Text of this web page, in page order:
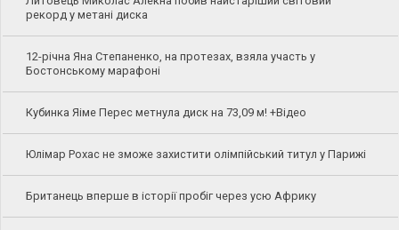
рекорд у метані диска
12-річна Яна Степаненко, на протезах, взяла участь у
Бостонському марафоні
Кубинка Яіме Перес метнула диск на 73,09 м! +Відео
Юлімар Рохас не зможе захистити олімпійський титул у Парижі
Британець вперше в історії пробіг через усю Африку